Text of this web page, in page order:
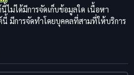
ไม่ได้มีการจัดเก็บข้อมูลใด เนื้อหา
มีการจัดทำโดยบุคคลที่สามที่ให้บริการ